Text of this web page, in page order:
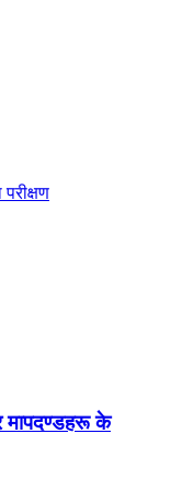
मापदण्डहरू के